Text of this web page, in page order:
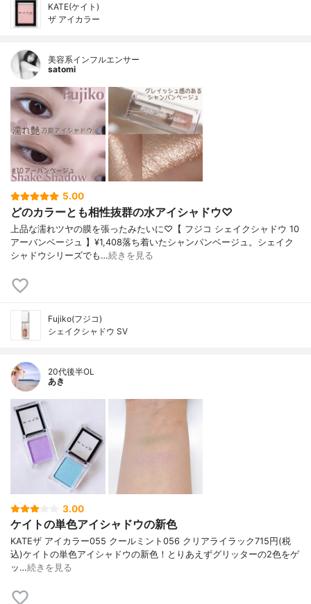
KATE(ケイト)
ザ アイカラー
美容系インフルエンサー
satomi
5.00
どのカラーとも相性抜群の水アイシャドウ♡
上品な濡れツヤの膜を張ったみたいに♡【 フジコ シェイクシャドウ 10
アーバンベージュ 】¥1,408落ち着いたシャンパンベージュ。シェイク
シャドウシリーズでも…続きを見る
Fujiko(フジコ)
シェイクシャドウ SV
20代後半OL
あき
3.00
ケイトの単色アイシャドウの新色
KATE ザ アイカラー 055 クールミント 056 クリアライラック 715円(税
込) ケイトの単色アイシャドウの新色！ とりあえずグリッターの2色をゲ
ッ…続きを見る